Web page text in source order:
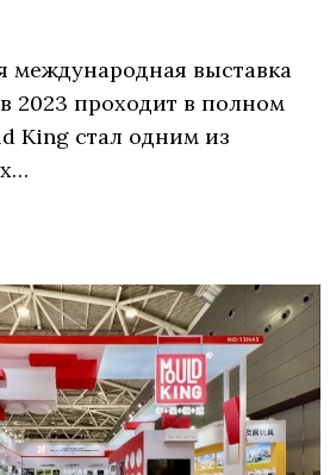
международная выставка
2023 проходит в полном
King стал одним из